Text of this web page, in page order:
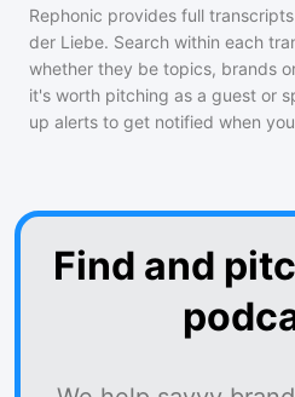
Rephonic provides full
der Liebe. Search within each
whether they be topics, brands
it's worth pitching as a guest or
up alerts to get notified when
Find and